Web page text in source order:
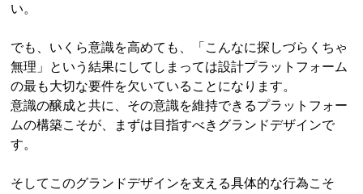
い。
でも、いくら意識を高めても、「こんなに探しづらくちゃ
無理」という結果にしてしまっては設計プラットフォーム
の最も大切な要件を欠いていることになります。
意識の醸成と共に、その意識を維持できるプラットフォー
ムの構築こそが、まずは目指すべきグランドデザインで
す。
そしてこのグランドデザインを支える具体的な行為こそ